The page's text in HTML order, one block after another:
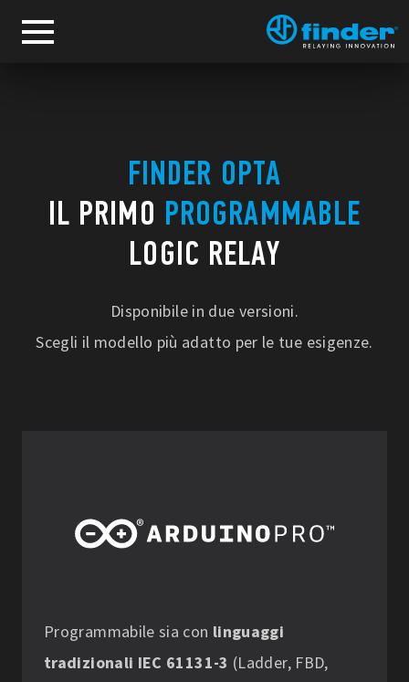
FINDER OPTA
IL PRIMO PROGRAMMABLE
LOGIC RELAY
Disponibile in due versioni.
Scegli il modello più adatto per le tue esigenze.
Programmabile sia con linguaggi
tradizionali IEC 61131-3 (Ladder, FBD,